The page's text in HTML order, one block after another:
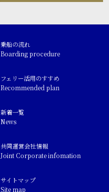
乗船の流れ
Boarding procedure
フェリー活用のすすめ
Recommended plan
新着一覧
News
共同運営会社情報
Joint Corporate infomation
サイトマップ
Site map